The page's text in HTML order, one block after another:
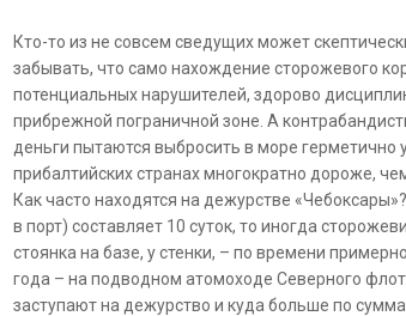
Кто-то из не совсем сведущих может
забывать, что само нахождение сторожевого
потенциальных нарушителей, здорово
прибрежной пограничной зоне. А
деньги пытаются выбросить в море герметично
прибалтийских странах многократно дороже,
Как часто находятся на дежурстве
в порт) составляет 10 суток, то иногда
стоянка на базе, у стенки, – по времени
года – на подводном атомоходе Северного
заступают на дежурство и куда больше по